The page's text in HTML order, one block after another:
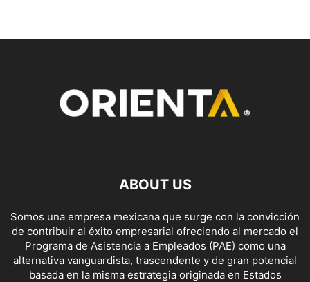
ABOUT US
Somos una empresa mexicana que surge con la convicción
de contribuir al éxito empresarial ofreciendo al mercado el
Programa de Asistencia a Empleados (PAE) como una
alternativa vanguardista, trascendente y de gran potencial
basada en la misma estrategia originada en Estados